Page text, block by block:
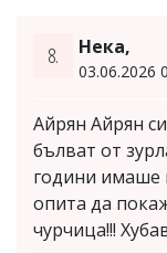
8. Нека,
03.06.2026
Айрян Айрян
бълват от
години имаше
опита да
чурчица!!!